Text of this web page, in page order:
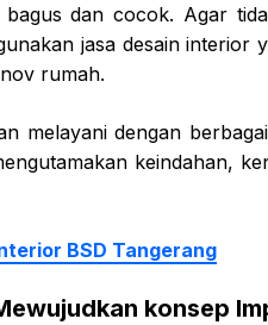
dan cocok. Agar
jasa desain
rumah.
melayani dengan
keindahan,
BSD Tangerang
konsep